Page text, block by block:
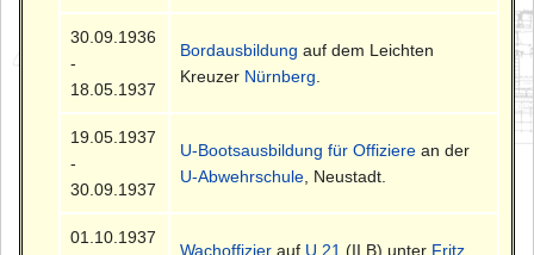
30.09.1936
-
18.05.1937
Bordausbildung auf dem Leichten
Kreuzer Nürnberg
19.05.1937
-
30.09.1937
U-Bootsausbildung für Offiziere an der
U-Abwehrschule , Neustadt.
01.10.1937
Wachoffizier auf U 21 (II B) unter Fritz